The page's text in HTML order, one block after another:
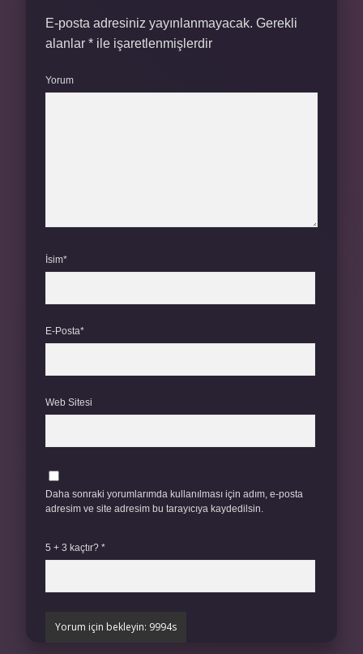
E-posta adresiniz yayınlanmayacak. Gerekli
alanlar * ile işaretlenmişlerdir
Yorum
İsim*
E-Posta*
Web Sitesi
Daha sonraki yorumlarımda kullanılması için adım, e-posta
adresim ve site adresim bu tarayıcıya kaydedilsin.
5 + 3 kaçtır? *